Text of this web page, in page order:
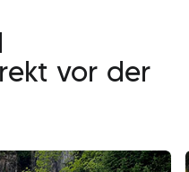
vor der